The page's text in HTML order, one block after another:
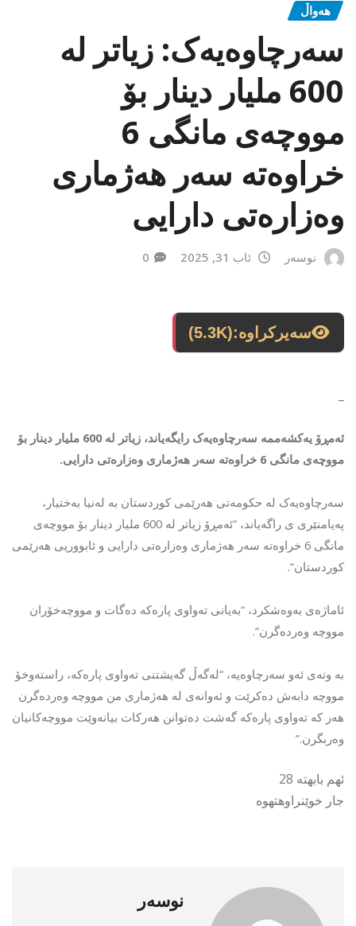
هەواڵ
سەرچاوەیەک: زیاتر لە
600 ملیار دینار بۆ
مووچەی مانگی 6
خراوەتە سەر هەژماری
وەزارەتی دارایی
نوسەر ئاب 31, 2025 0
سەیرکراوە:(5.3K)
ئەمڕۆ یەکشەممە سەرچاوەیەک رایگەیاند، زیاتر لە 600 ملیار دینار بۆ
مووچەی مانگی 6 خراوەتە سەر هەژماری وەزارەتی دارایی.
سەرچاوەیەک لە حکومەتی هەرێمی کوردستان بە لەنیا بەختیار،
پەیامنێری ی راگەیاند، “ئەمڕۆ زیاتر لە ملیار دینار بۆ مووچەی
مانگی
خراوەتە سەر هەژماری وەزارەتی دارایی و ئابووریی هەرێمی
کوردستان“.
ئاماژەی بەوەشکرد، “بەیانی تەواوی پارەکە دەگات و مووچەخۆران
مووچە وەردەگرن“.
بە وتەی ئەو سەرچاوەیە، “لەگەڵ گەیشتنی تەواوی پارەکە، راستەوخۆ
مووچە دابەش دەکرێت و ئەوانەی لە هەژماری من مووچە وەردەگرن
هەر کە تەواوی پارەکە گەشت دەتوانن هەرکات بیانەوێت مووچەکانیان
وەربگرن.”
ئهم بابهته 28
جار خوێنراوهتهوه
نوسەر